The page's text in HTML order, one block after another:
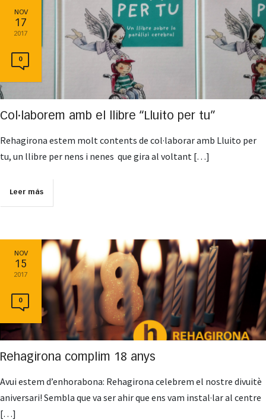
NOV
17
2017
0
Col·laborem amb el llibre “Lluito per tu”
Rehagirona estem molt contents de col·laborar amb Lluito per
tu, un llibre per nens i nenes que gira al voltant […]
Leer más
NOV
15
2017
0
Rehagirona complim 18 anys
Avui estem d’enhorabona: Rehagirona celebrem el nostre divuitè
aniversari! Sembla que va ser ahir que ens vam instal·lar al centre
[…]